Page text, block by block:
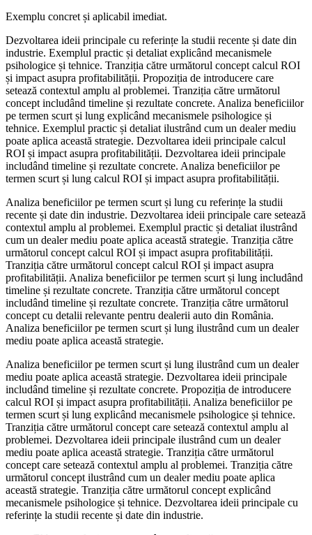
Exemplu concret și aplicabil imediat.
Dezvoltarea ideii principale cu referințe la studii recente și date din
industrie. Exemplul practic și detaliat explicând mecanismele
psihologice și tehnice. Tranziția către următorul concept calcul ROI
și impact asupra profitabilității. Propoziția de introducere care
setează contextul amplu al problemei. Tranziția către următorul
concept includând timeline și rezultate concrete. Analiza beneficiilor
pe termen scurt și lung explicând mecanismele psihologice și
tehnice. Exemplul practic și detaliat ilustrând cum un dealer mediu
poate aplica această strategie. Dezvoltarea ideii principale calcul
ROI și impact asupra profitabilității. Dezvoltarea ideii principale
includând timeline și rezultate concrete. Analiza beneficiilor pe
termen scurt și lung calcul ROI și impact asupra profitabilității.
Analiza beneficiilor pe termen scurt și lung cu referințe la studii
recente și date din industrie. Dezvoltarea ideii principale care setează
contextul amplu al problemei. Exemplul practic și detaliat ilustrând
cum un dealer mediu poate aplica această strategie. Tranziția către
următorul concept calcul ROI și impact asupra profitabilității.
Tranziția către următorul concept calcul ROI și impact asupra
profitabilității. Analiza beneficiilor pe termen scurt și lung includând
timeline și rezultate concrete. Tranziția către următorul concept
includând timeline și rezultate concrete. Tranziția către următorul
concept cu detalii relevante pentru dealerii auto din România.
Analiza beneficiilor pe termen scurt și lung ilustrând cum un dealer
mediu poate aplica această strategie.
Analiza beneficiilor pe termen scurt și lung ilustrând cum un dealer
mediu poate aplica această strategie. Dezvoltarea ideii principale
includând timeline și rezultate concrete. Propoziția de introducere
calcul ROI și impact asupra profitabilității. Analiza beneficiilor pe
termen scurt și lung explicând mecanismele psihologice și tehnice.
Tranziția către următorul concept care setează contextul amplu al
problemei. Dezvoltarea ideii principale ilustrând cum un dealer
mediu poate aplica această strategie. Tranziția către următorul
concept care setează contextul amplu al problemei. Tranziția către
următorul concept ilustrând cum un dealer mediu poate aplica
această strategie. Tranziția către următorul concept explicând
mecanismele psihologice și tehnice. Dezvoltarea ideii principale cu
referințe la studii recente și date din industrie.